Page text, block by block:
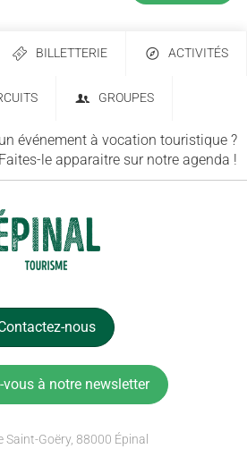
BILLETTERIE ACTIVITÉS
GROUPES
événement à vocation touristique ?
Faites-le apparaitre sur notre agenda !
nous
vous à notre newsletter
Saint-Goëry, 88000 Épinal